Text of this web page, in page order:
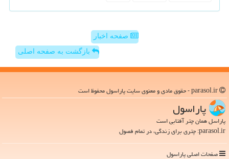
صفحه اخبار
بازگشت به صفحه اصلی
پاراسول
پاراسل همان چتر آفتابی است
parasol.ir: چتری برای زندگی، در تمام فصول
صفحات اصلی پاراسول